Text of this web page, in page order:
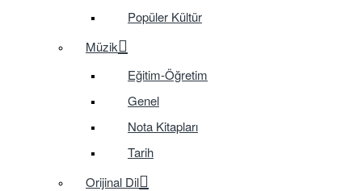
Popüler Kültür
Müzik
Eğitim-Öğretim
Genel
Nota Kitapları
Tarih
Orijinal Dil